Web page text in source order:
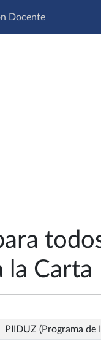
Docente
la Carta
PIIDUZ (Programa